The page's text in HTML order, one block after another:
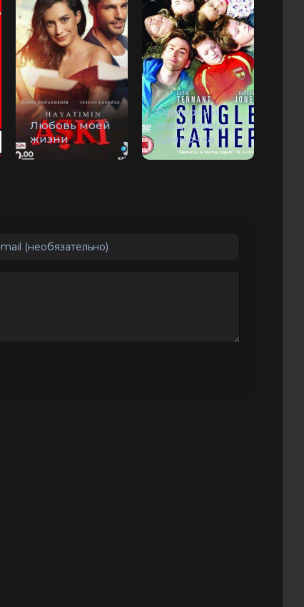
Любовь моей
жизни
Одинокий
отец / Отец-
одиночка